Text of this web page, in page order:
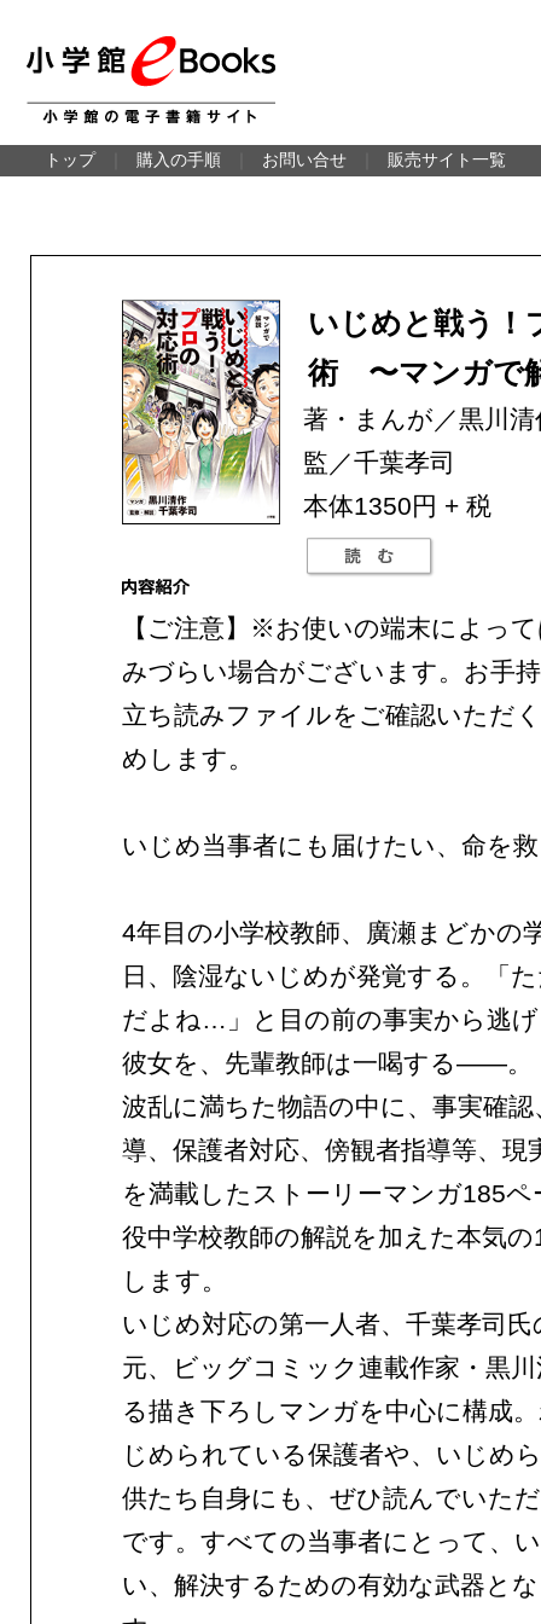
トップ 購入の手順 お問い合せ 販売サイト一覧
いじめと戦う！
術 〜マンガで
著・まんが／黒川清
監／千葉孝司
本体1350円 + 税
【ご注意】※お使いの端末によっ
みづらい場合がございます。お手
立ち読みファイルをご確認いただ
めします。
いじめ当事者にも届けたい、命を
4年目の小学校教師、廣瀬まどかの
日、陰湿ないじめが発覚する。「
だよね…」と目の前の事実から逃
彼女を、先輩教師は一喝する——。
波乱に満ちた物語の中に、事実確認
導、保護者対応、傍観者指導等、現
を満載したストーリーマンガ185ペ
役中学校教師の解説を加えた本気
します。
いじめ対応の第一人者、千葉孝司氏
元、ビッグコミック連載作家・黒
る描き下ろしマンガを中心に構成
じめられている保護者や、いじめ
供たち自身にも、ぜひ読んでいた
です。すべての当事者にとって、
い、解決するための有効な武器と